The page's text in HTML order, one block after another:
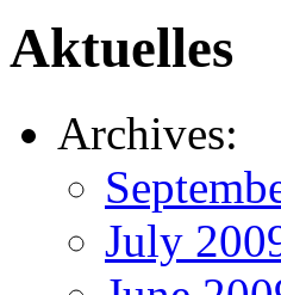
Aktuelles
Archives:
July